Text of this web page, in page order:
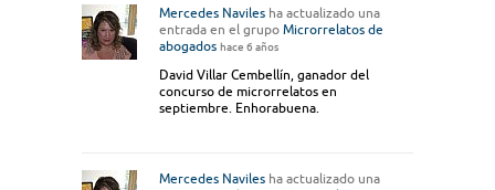
Mercedes Naviles ha actualizado una
entrada en el grupo Microrrelatos de
abogados hace 6 años
David Villar Cembellín, ganador del
concurso de microrrelatos en
septiembre. Enhorabuena.
Mercedes Naviles ha actualizado una